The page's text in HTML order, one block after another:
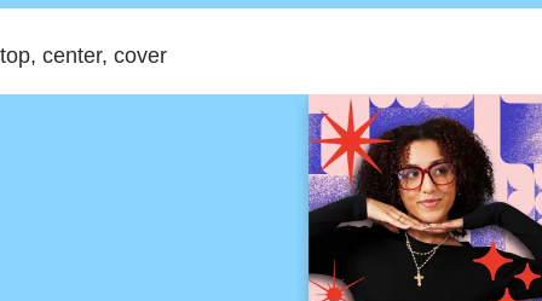
top, center, cover